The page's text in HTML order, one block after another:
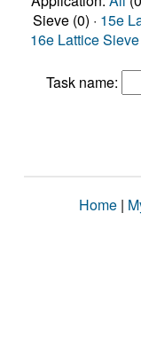
Sieve (0) · 15e
16e Lattice
Task name:
Home |